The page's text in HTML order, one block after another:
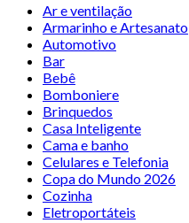
Ar e ventilação
Armarinho e Artesanato
Automotivo
Bar
Bebê
Bomboniere
Brinquedos
Casa Inteligente
Cama e banho
Celulares e Telefonia
Copa do Mundo 2026
Cozinha
Eletroportáteis